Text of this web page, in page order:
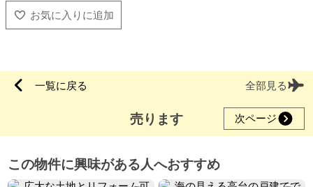
一覧に戻る 全部見る
売ります 次ページ
この物件に興味がある人へおすすめ